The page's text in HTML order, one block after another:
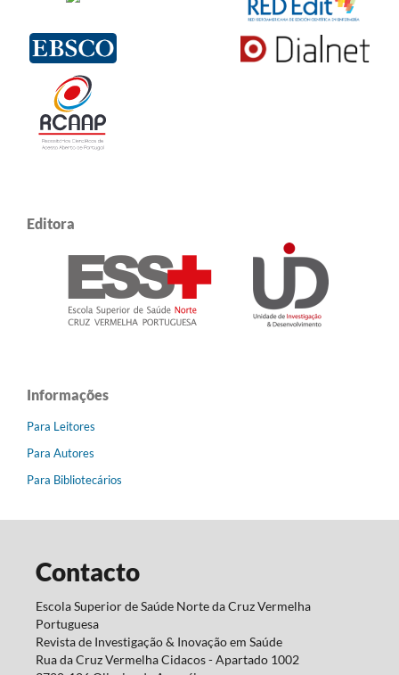
Editora
Informações
Para Leitores
Para Autores
Para Bibliotecários
Contacto
Escola Superior de Saúde Norte da Cruz Vermelha
Portuguesa
Revista de Investigação & Inovação em Saúde
Rua da Cruz Vermelha Cidacos - Apartado 1002